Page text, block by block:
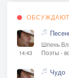
14:43
Шпень
Поэты -
Чудо